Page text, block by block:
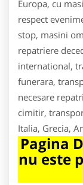
Europa, cu
respect
stop, masini
repatriere
international,
funerara,
necesare
cimitir,
Italia, Grecia,
Pagina
nu este